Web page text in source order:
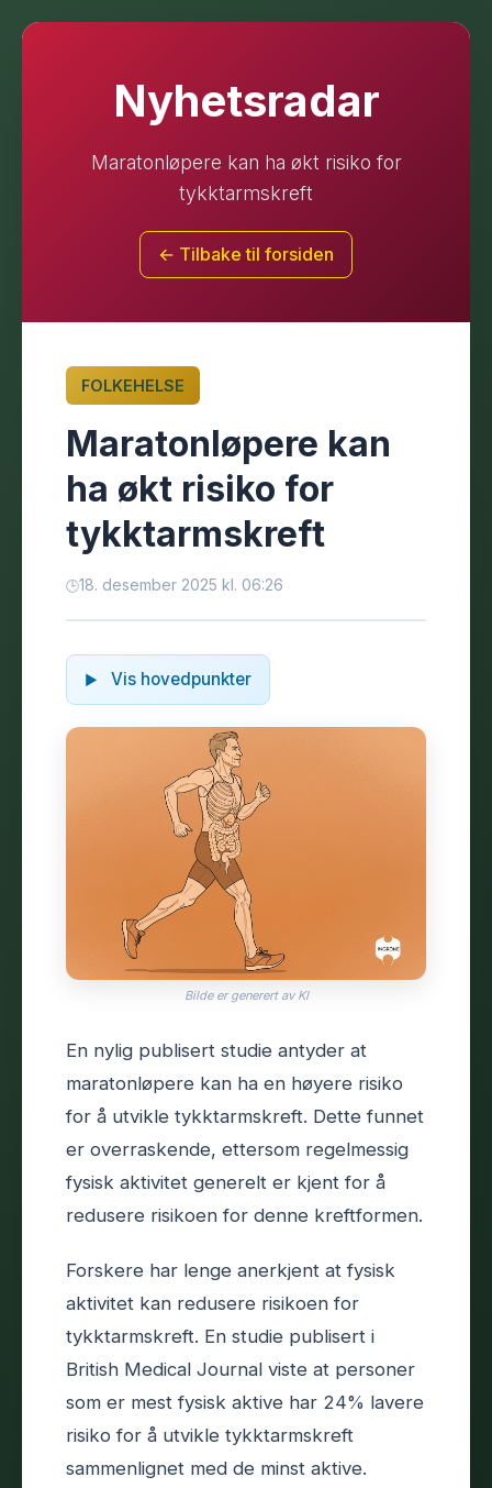
Nyhetsradar
Maratonløpere kan ha økt risiko for
tykktarmskreft
← Tilbake til forsiden
FOLKEHELSE
Maratonløpere kan
ha økt risiko for
tykktarmskreft
18. desember 2025 kl. 06:26
Vis hovedpunkter
Bilde er generert av KI
En nylig publisert studie antyder at
maratonløpere kan ha en høyere risiko
for å utvikle tykktarmskreft. Dette funnet
er overraskende, ettersom regelmessig
fysisk aktivitet generelt er kjent for å
redusere risikoen for denne kreftformen.
Forskere har lenge anerkjent at fysisk
aktivitet kan redusere risikoen for
tykktarmskreft. En studie publisert i
British Medical Journal viste at personer
som er mest fysisk aktive har 24% lavere
risiko for å utvikle tykktarmskreft
sammenlignet med de minst aktive.